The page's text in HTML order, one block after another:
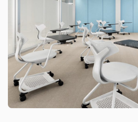
Quý khách có thể đổi/trả
ngày kể từ ngày nhận hàng.
4.1. Các trường hợp được
Sản phẩm bị lỗi do nhà sản xuất.
Giao sai sản phẩm, sai mẫu mã so
Sản phẩm hư hỏng trong quá trình
vỡ…).
Sản phẩm còn nguyên tình trạng